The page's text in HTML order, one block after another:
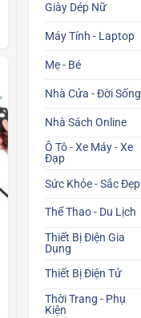
Giày Dép Nữ
Máy Tính - Laptop
Mẹ - Bé
Nhà Cửa - Đời Sống
Nhà Sách Online
Ô Tô - Xe Máy - Xe
Đạp
Sức Khỏe - Sắc Đẹp
Thể Thao - Du Lịch
Thiết Bị Điện Gia
Dụng
Thiết Bị Điện Tử
Thời Trang - Phụ
Kiện